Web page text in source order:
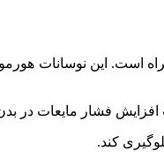
این نوسانات
فشار مایعات در
کند.